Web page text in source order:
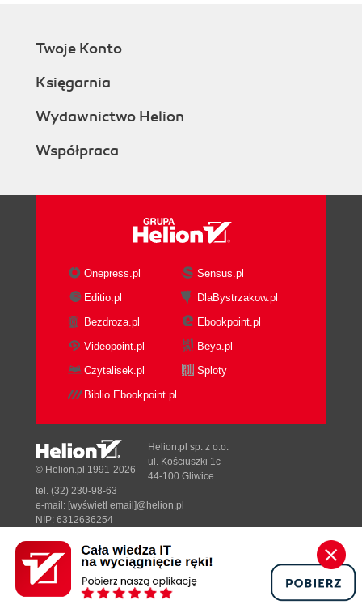
Twoje Konto
Księgarnia
Wydawnictwo Helion
Współpraca
Onepress.pl
Sensus.pl
Editio.pl
DlaBystrzakow.pl
Bezdroza.pl
Ebookpoint.pl
Videopoint.pl
Beya.pl
Czytalisek.pl
Sploty
Biblio.Ebookpoint.pl
Designed with ♥ byTonik.pl
© Helion.pl 1991-2026
Helion.pl sp. z o.o.
ul. Kościuszki 1c
44-100 Gliwice
tel. (32) 230-98-63
e-mail: [wyświetl email]@helion.pl
NIP: 6312636254
Pełna wersja strony »